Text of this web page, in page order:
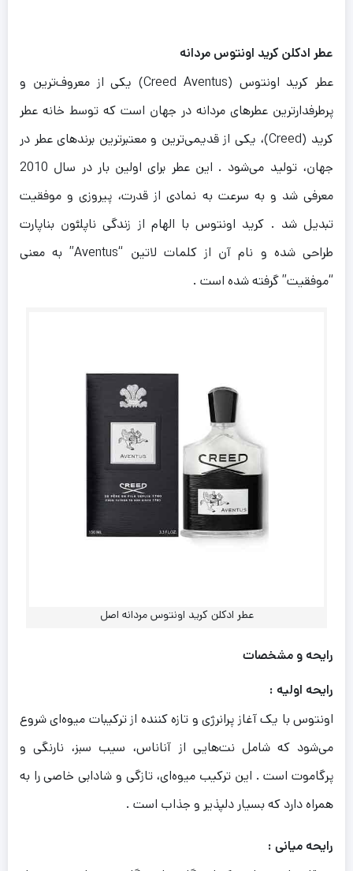
عطر ادکلن کرید اونتوس مردانه
عطر کرید اونتوس (Creed Aventus) یکی از معروف‌ترین و
پرطرفدارترین عطرهای مردانه در جهان است که توسط خانه عطر
کرید (Creed)، یکی از قدیمی‌ترین و معتبرترین برندهای عطر در
جهان، تولید می‌شود . این عطر برای اولین بار در سال 2010
معرفی شد و به سرعت به نمادی از قدرت، پیروزی و موفقیت
تبدیل شد . کرید اونتوس با الهام از زندگی ناپلئون بناپارت
طراحی شده و نام آن از کلمات لاتین “Aventus” به معنی
“موفقیت” گرفته شده است .
عطر ادکلن کرید اونتوس مردانه اصل
رایحه و مشخصات
رایحه اولیه :
اونتوس با یک آغاز پرانرژی و تازه کننده از ترکیبات میوه‌ای شروع
می‌شود که شامل نت‌هایی از آناناس، سیب سبز، نارنگی و
پرگاموت است . این ترکیب میوه‌ای، تازگی و شادابی خاصی را به
همراه دارد که بسیار دلپذیر و جذاب است .
رایحه میانی :